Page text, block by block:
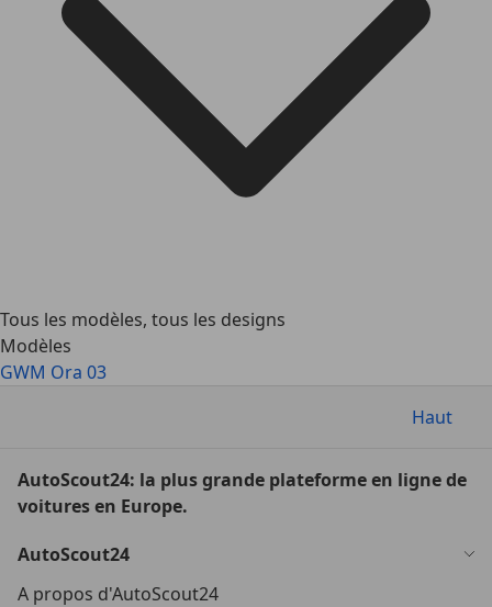
Tous les modèles, tous les designs
Modèles
GWM Ora 03
Haut
AutoScout24: la plus grande plateforme en ligne de
voitures en Europe.
AutoScout24
A propos d'AutoScout24